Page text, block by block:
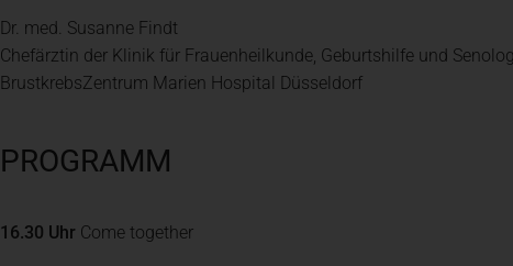
Dr. med. Susanne Findt
Chefärztin der Klinik für Frauenheilkunde, Geburtshilfe und
BrustkrebsZentrum Marien Hospital Düsseldorf
PROGRAMM
16.30 Uhr Come together